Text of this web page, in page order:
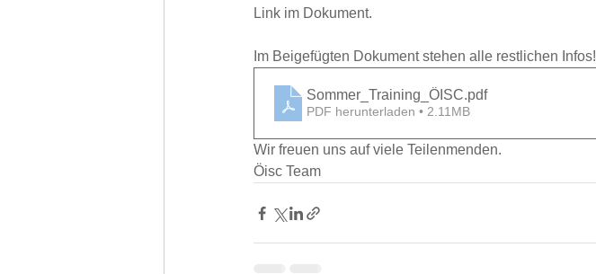
Link im Dokument.
Im Beigefügten Dokument stehen alle restlichen Infos!
Sommer_Training_ÖISC.pdf
PDF herunterladen • 2.11MB
Wir freuen uns auf viele Teilenmenden.
Öisc Team